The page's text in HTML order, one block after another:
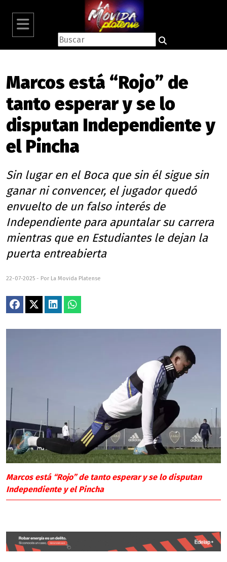
Marcos está “Rojo” de
tanto esperar y se lo
disputan Independiente y
el Pincha
Sin lugar en el Boca que sin él sigue sin
ganar ni convencer, el jugador quedó
envuelto de un falso interés de
Independiente para apuntalar su carrera
mientras que en Estudiantes le dejan la
puerta entreabierta
22-07-2025 - Por La Movida Platense
Marcos está “Rojo” de tanto esperar y se lo disputan
Independiente y el Pincha